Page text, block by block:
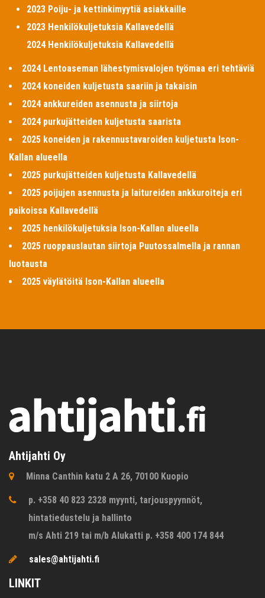
2023 Poiju- ja kettinkimyytiä asiakkaille
2023 Henkilökuljetuksia Kallavedellä
2024 Henkilökuljetuksia Kallavedellä
2024 Lentoaseman lähestymisvalojen työmaa eri tehtäviä
2024 koneiden kuljetusta saariin ja takaisin
2024 ankkureiden asennusta ja siirtoja
2024 purkujätteiden kuljetusta saarista
2025 koneiden ja rakennustavaroiden kuljetusta Ison-
Kallan alueella
2025 purkujätteiden kuljetusta Kallavedellä
2025 poijujen asennusta ja laitureiden ankkuroiteja eri
paikoissa Kallavedellä
2025 henkilökuljetuksia Ison-Kallan alueella
2025 ruoppauslautan siirtoja Puutossalmella ja rannan
luotausta
2025 väylätöitä Ison-Kallan alueella
Ahtijahti Oy
Minna Canthin katu 2 A 26, 70100 Kuopio
p. +358 40 823 2328 myynti, tarjouspyynnöt,
hintatiedustelu ja hallinto
m/s Ahti 219 tai m/b Alukatti p. +358 400 174 844
sales@ahtijahti.fi
LINKIT